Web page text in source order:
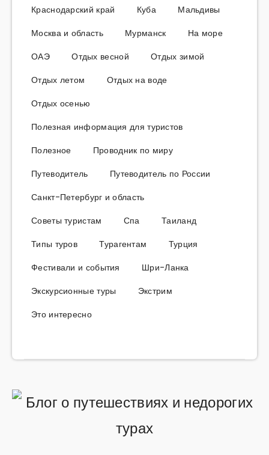
Краснодарский край
Куба
Мальдивы
Москва и область
Мурманск
На море
ОАЭ
Отдых весной
Отдых зимой
Отдых летом
Отдых на воде
Отдых осенью
Полезная информация для туристов
Полезное
Проводник по миру
Путеводитель
Путеводитель по России
Санкт-Петербург и область
Советы туристам
Спа
Таиланд
Типы туров
Турагентам
Турция
Фестивали и события
Шри-Ланка
Экскурсионные туры
Экстрим
Это интересно